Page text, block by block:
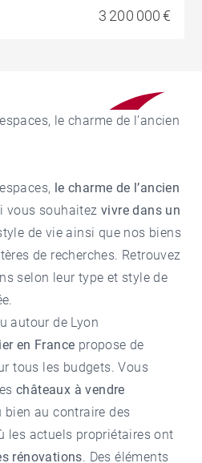
3 200 000 €
le charme de l’ancien
le charme de l’ancien
vous souhaitezvivre dans un
de vie ainsi que nos biens
de recherches. Retrouvez
selon leur type et style de
autour de Lyon
en France propose de
tous les budgets. Vous
châteaux à vendre
bien au contraire des
les actuels propriétaires ont
rénovations. Des éléments